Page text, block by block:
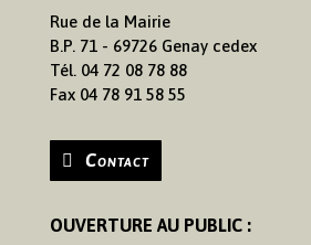
Rue de la Mairie
B.P. 71 - 69726 Genay cedex
Tél. 04 72 08 78 88
Fax 04 78 91 58 55
Contact
OUVERTURE AU PUBLIC :